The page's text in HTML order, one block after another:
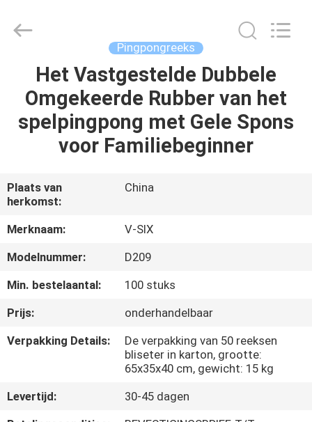
THUIS
PRODUCTEN
ONS
FABRIEKSTOCHT
KWALITEITSCONTROLE
NEEM
CONTACT
ONS
OP
Ltd..
Pingpongreeks
Het Vastgestelde Dubbele
Omgekeerde Rubber van het
spelpingpong met Gele Spons
voor Familiebeginner
Plaats van
herkomst:
China
Merknaam:
V-SIX
Modelnummer:
D209
Min. bestelaantal:
100 stuks
Prijs:
onderhandelbaar
Verpakking Details:
De verpakking van 50 reeksen
bliseter in karton, grootte:
65x35x40 cm, gewicht: 15 kg
Levertijd:
30-45 dagen